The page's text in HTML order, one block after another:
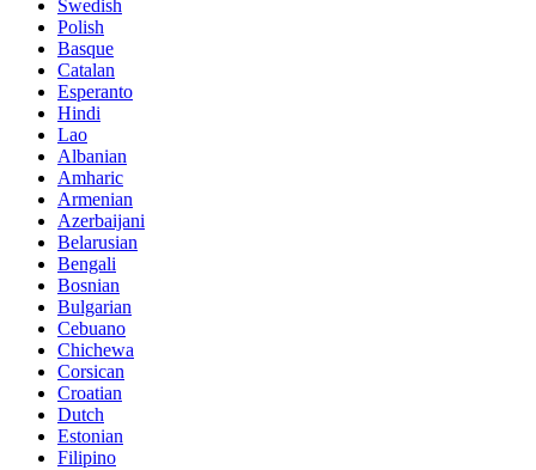
Swedish
Polish
Basque
Catalan
Esperanto
Hindi
Lao
Albanian
Amharic
Armenian
Azerbaijani
Belarusian
Bengali
Bosnian
Bulgarian
Cebuano
Chichewa
Corsican
Croatian
Dutch
Estonian
Filipino